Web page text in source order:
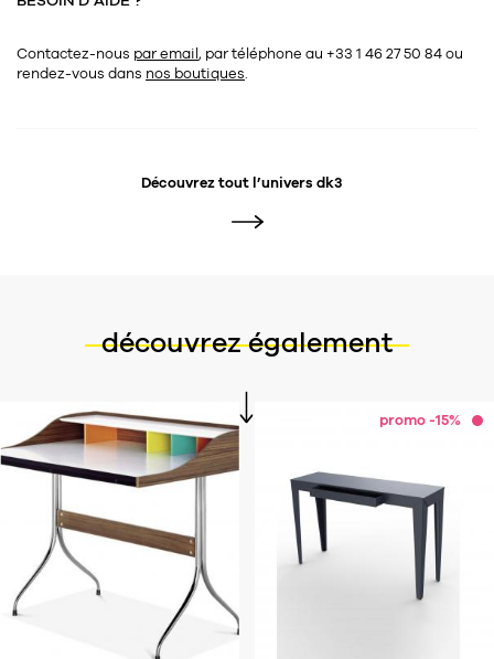
Contactez-nous par email, par téléphone au +33 1 46 27 50 84ou
rendez-vous dans nos boutiques.
Découvrez tout l’univers dk3
découvrez également
promo -15%